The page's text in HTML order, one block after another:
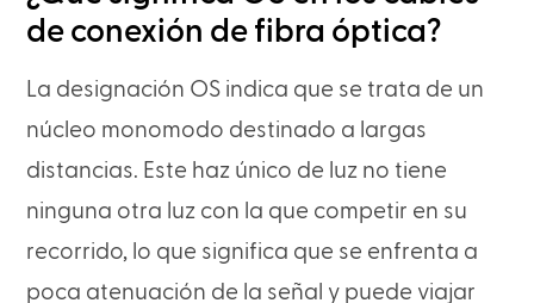
de conexión de fibra óptica?
La designación OS indica que se trata de un
núcleo monomodo destinado a largas
distancias. Este haz único de luz no tiene
ninguna otra luz con la que competir en su
recorrido, lo que significa que se enfrenta a
poca atenuación de la señal y puede viajar